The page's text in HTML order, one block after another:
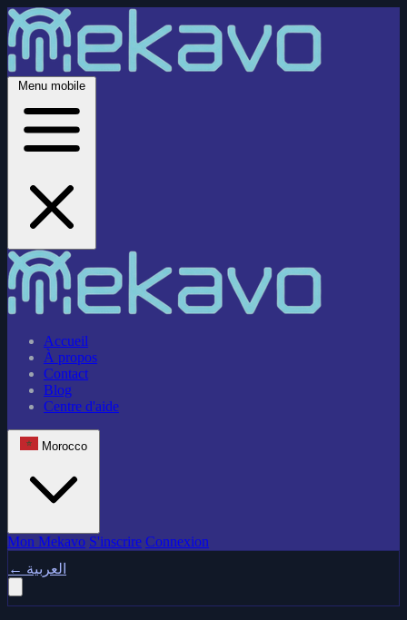
Menu mobile
Accueil
À propos
Contact
Blog
Centre d'aide
Morocco
Mon Mekavo S'inscrire Connexion
العربية ←